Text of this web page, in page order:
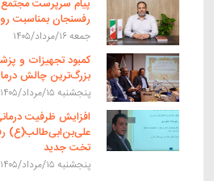
پیام سرپرست
رفسنجان بمناسبت
جمعه ۱۶/مرداد/۱۴۰۵
کمبود تجهیزات و
بزرگ‌ترین چالش
پنجشنبه ۱۵/مرداد/۱۴۰۵
افزایش ظرفیت
تخت جدید
پنجشنبه ۱۵/مرداد/۱۴۰۵